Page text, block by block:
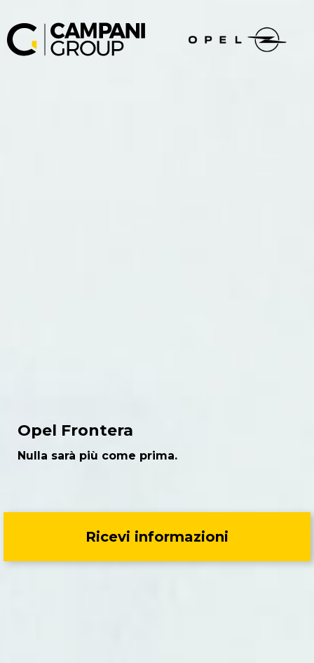
Opel Frontera
Nulla sarà più come prima.
Ricevi informazioni